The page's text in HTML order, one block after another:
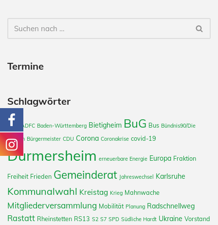
Termine
Schlagwörter
2022 ADFC Baden-Württemberg Bietigheim BuG Bus Bündnis90/Die
Grünen Bürgermeister CDU Corona Coronakrise covid-19
Durmersheim erneuerbare Energie Europa Fraktion
Freiheit Frieden Gemeinderat Jahreswechsel Karlsruhe
Kommunalwahl Kreistag Krieg Mahnwache
Mitgliederversammlung Mobilität Planung Radschnellweg
Rastatt Rheinstetten RS13 S2 S7 SPD Südliche Hardt Ukraine Vorstand